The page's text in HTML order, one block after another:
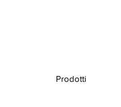
Prodotti